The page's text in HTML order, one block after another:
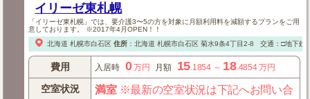
イリーゼ東札幌
「イリーゼ東札幌」では、要介護3〜5の方を対象に月額利用料を減額するプランをご用
意しております。 ※2017年4月OPEN！！
北海道 札幌市白石区 住所： 北海道 札幌市白石区菊水9条4丁目2-8 交通：□地下鉄
費用 入居時 0万円 月額 15 .1854 ～ 18.4854万円
空室状況 満室※最新の空室状況は下記へお問い合